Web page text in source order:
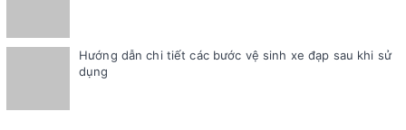
Hướng dẫn chi tiết các bước vệ sinh xe đạp sau khi sử
dụng